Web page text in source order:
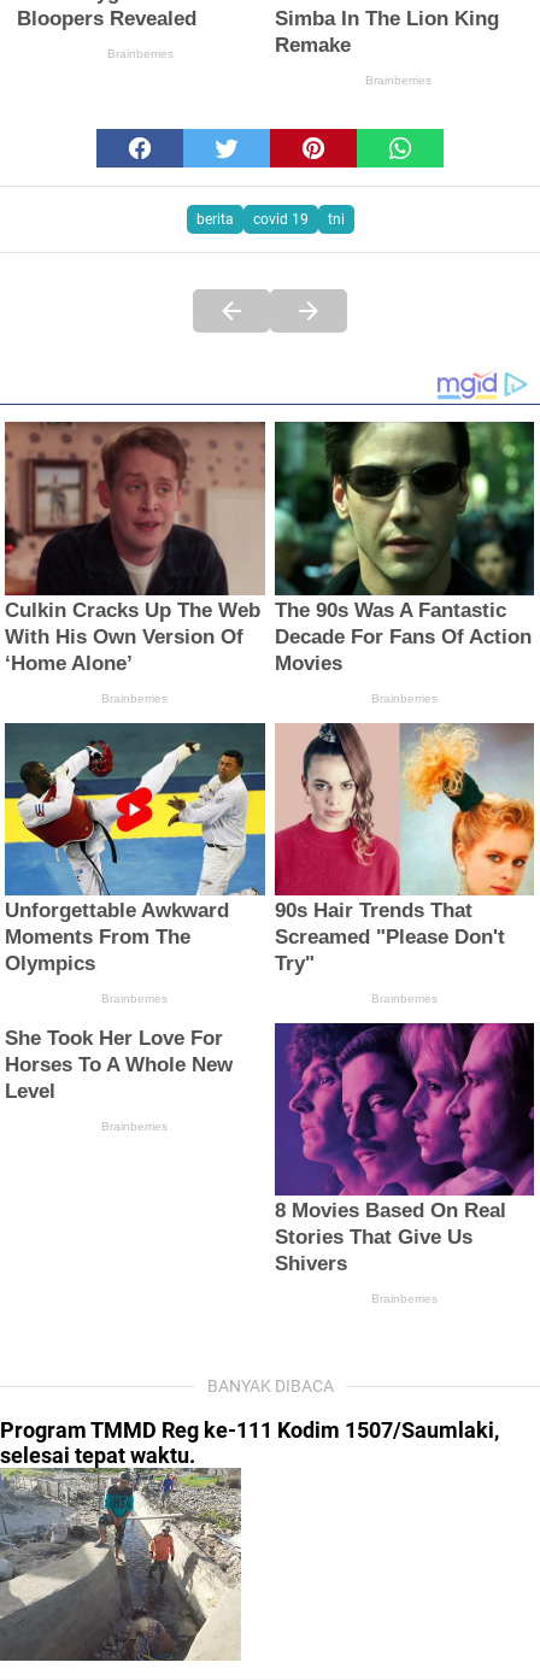
berita covid 19 tni
BANYAK DIBACA
Program TMMD Reg ke-111 Kodim 1507/Saumlaki,
selesai tepat waktu.